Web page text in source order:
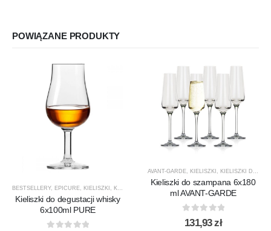
POWIĄZANE PRODUKTY
BESTSELLERY, EPICURE, KIELISZKI , KIELISZKI DO WHISKY KROSNO GLASS
Kieliszki do degustacji whisky
6x100ml PURE
AVANT-GARDE KIELISZKI KIELISZKI DO SZAMPANA
Kieliszki do szampana 6x180
ml AVANT-GARDE
0out of 5
131,93zł